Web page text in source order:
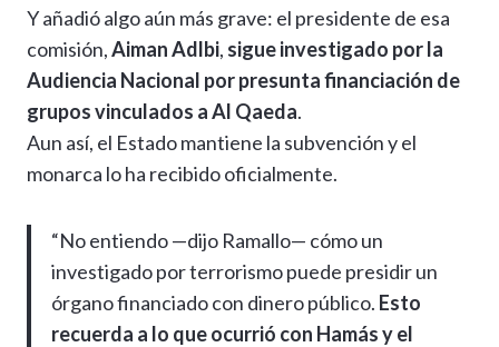
Y añadió algo aún más grave: el presidente de esa
comisión,Aiman Adlbi, sigue investigado por la
Audiencia Nacional por presunta financiación de
grupos vinculados a Al Qaeda.
Aun así, el Estado mantiene la subvención y el
monarca lo ha recibido oficialmente.
“No entiendo —dijo Ramallo— cómo un
investigado por terrorismo puede presidir un
órgano financiado con dinero público. Esto
recuerda a lo que ocurrió con Hamás y el